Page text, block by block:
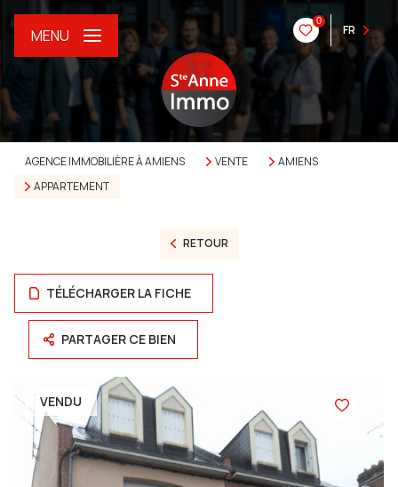
0
FR
MENU
AGENCE IMMOBILIÈRE À AMIENS VENTE
AMIENS
APPARTEMENT
RETOUR
TÉLÉCHARGER LA FICHE
PARTAGER CE BIEN
VENDU